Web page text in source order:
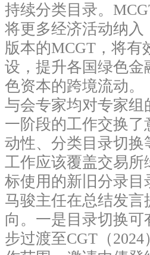
持续分类目录。
将更多经济活动纳
版本的MCGT，将有
设，提升各国绿色
色资本的跨境流动。
与会专家均对专家
一阶段的工作交换
动性、分类目录切换
工作应该覆盖交易所
标使用的新旧分录
马骏主任在总结发
向。一是目录切换
步过渡至CGT（